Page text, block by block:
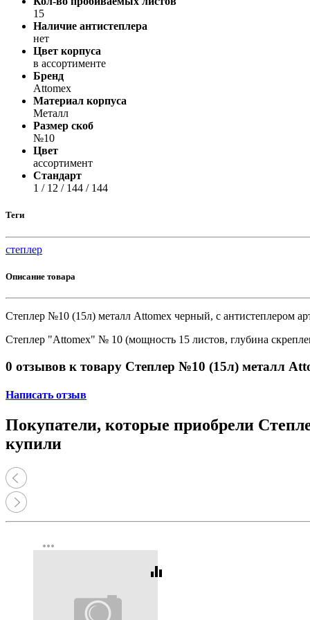
Принтеры, копиры, МФУ
Шредеры
15
Наличие антистеплера
нет
Цвет корпуса
в ассортименте
Бренд
Attomex
Материал корпуса
Металл
Размер скоб
№10
Цвет
ассортимент
Стандарт
1 / 12 / 144 / 144
Теги
степлер
Описание товара
Степлер №10 (15л) металл Attomex черный, с антистеплером
Степлер "Attomex" № 10 (мощность 15 листов, глубина
0 отзывов к товару Степлер №10 (15л) металл
Написать отзыв
Покупатели, которые приобрели
купили
more_horiz
equalizer